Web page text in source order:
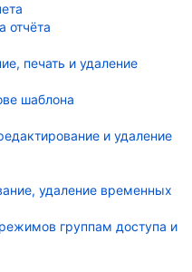
отчёта
печать и удаление
шаблона
и удаление
удаление временных
группам доступа и